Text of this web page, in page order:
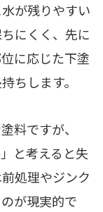
が残りやすい
にくく、先に
に応じた下塗
ちします。
料ですが、
と考えると失
処理やジンク
が現実的で